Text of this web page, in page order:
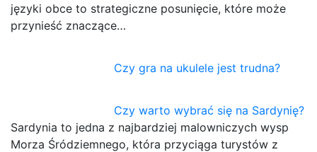
języki obce to strategiczne posunięcie, które może
przynieść znaczące…
Czy gra na ukulele jest trudna?
Czy warto wybrać się na Sardynię?
Sardynia to jedna z najbardziej malowniczych wysp
Morza Śródziemnego, która przyciąga turystów z